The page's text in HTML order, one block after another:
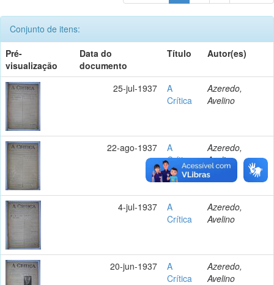
Conjunto de itens:
Pré-
visualização
Data do
documento
Título Autor(es)
25-jul-1937
A
Crítica
Azeredo,
Avelino
22-ago-1937
A
Crítica
Azeredo,
Avelino
4-jul-1937
A
Crítica
Azeredo,
Avelino
20-jun-1937
A
Crítica
Azeredo,
Avelino